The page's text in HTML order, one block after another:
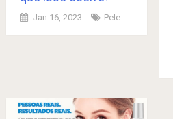
Jan 16, 2023 Pele